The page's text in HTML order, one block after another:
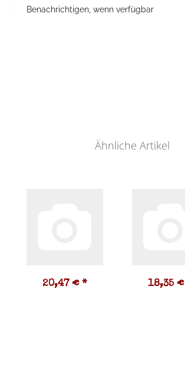
Benachrichtigen, wenn verfügbar
Ähnliche Artikel
20,47 € * 18,35 €